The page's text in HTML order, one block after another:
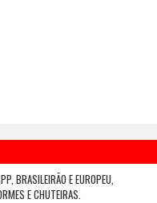
BRASILEIRÃO E EUROPEU,
E CHUTEIRAS.